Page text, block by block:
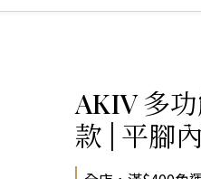
AKIV 多
款 | 平腳